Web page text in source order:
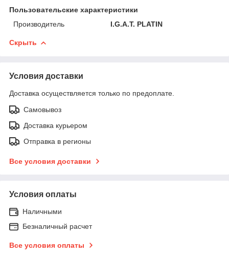
Пользовательские характеристики
Производитель
I.G.A.T. PLATIN
Скрыть
Условия доставки
Доставка осуществляется только по предоплате.
Самовывоз
Доставка курьером
Отправка в регионы
Все условия доставки
Условия оплаты
Наличными
Безналичный расчет
Все условия оплаты